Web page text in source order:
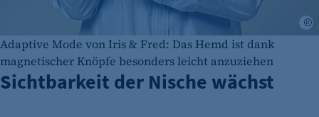
Adaptive Mode von Iris & Fred: Das Hemd ist dank
magnetischer Knöpfe besonders leicht anzuziehen
Sichtbarkeit der Nische wächst